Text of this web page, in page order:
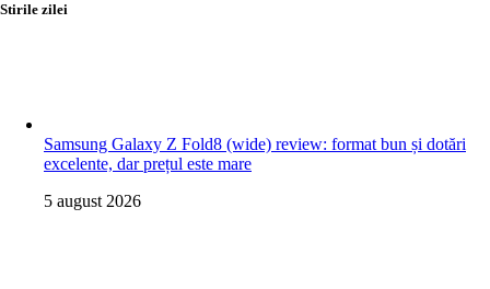
Stirile zilei
Samsung Galaxy Z Fold8 (wide) review: format bun și dotări
excelente, dar prețul este mare
5 august 2026